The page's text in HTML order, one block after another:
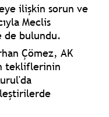
ilişkin sorun ve
Meclis
de bulundu.
Çömez, AK
tekliflerinin